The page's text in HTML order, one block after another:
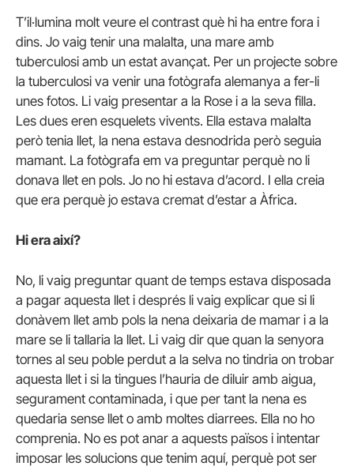
T’il·lumina molt veure el contrast què hi ha entre fora i
dins. Jo vaig tenir una malalta, una mare amb
tuberculosi amb un estat avançat. Per un projecte sobre
la tuberculosi va venir una fotògrafa alemanya a fer-li
unes fotos. Li vaig presentar a la Rose i a la seva filla.
Les dues eren esquelets vivents. Ella estava malalta
però tenia llet, la nena estava desnodrida però seguia
mamant. La fotògrafa em va preguntar perquè no li
donava llet en pols. Jo no hi estava d’acord. I ella creia
que era perquè jo estava cremat d’estar a Àfrica.
Hi era així?
No, li vaig preguntar quant de temps estava disposada
a pagar aquesta llet i després li vaig explicar que si li
donàvem llet amb pols la nena deixaria de mamar i a la
mare se li tallaria la llet. Li vaig dir que quan la senyora
tornes al seu poble perdut a la selva no tindria on trobar
aquesta llet i si la tingues l’hauria de diluir amb aigua,
segurament contaminada, i que per tant la nena es
quedaria sense llet o amb moltes diarrees. Ella no ho
comprenia. No es pot anar a aquests països i intentar
imposar les solucions que tenim aquí, perquè pot ser